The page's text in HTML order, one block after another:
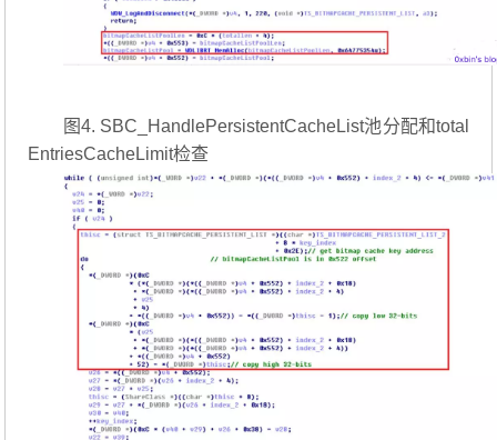
图4. SBC_HandlePersistentCacheList池分配和total
EntriesCacheLimit检查